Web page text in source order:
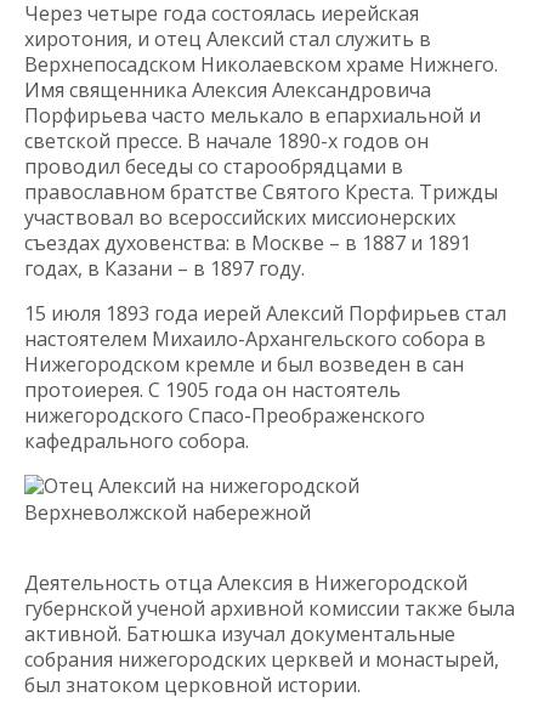
Через четыре года состоялась иерейская
хиротония, и отец Алексий стал служить в
Верхнепосадском Николаевском храме Нижнего.
Имя священника Алексия Александровича
Порфирьева часто мелькало в епархиальной и
светской прессе. В начале 1890-х годов он
проводил беседы со старообрядцами в
православном братстве Святого Креста. Трижды
участвовал во всероссийских миссионерских
съездах духовенства: в Москве – в 1887 и 1891
годах, в Казани – в 1897 году.
15 июля 1893 года иерей Алексий Порфирьев стал
настоятелем Михаило-Архангельского собора в
Нижегородском кремле и был возведен в сан
протоиерея. С 1905 года он настоятель
нижегородского Спасо-Преображенского
кафедрального собора.
Отец Алексий на нижегородской
Верхневолжской набережной
Деятельность отца Алексия в Нижегородской
губернской ученой архивной комиссии также была
активной. Батюшка изучал документальные
собрания нижегородских церквей и монастырей,
был знатоком церковной истории.